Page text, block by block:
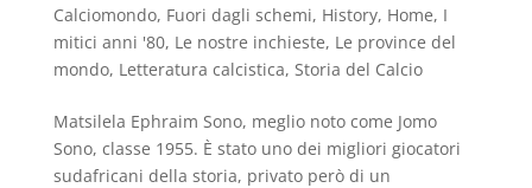
Calciomondo, Fuori dagli schemi, History, Home, I
mitici anni '80, Le nostre inchieste, Le province del
mondo, Letteratura calcistica, Storia del Calcio
Matsilela Ephraim Sono, meglio noto come Jomo
Sono, classe 1955. È stato uno dei migliori giocatori
sudafricani della storia, privato però di un